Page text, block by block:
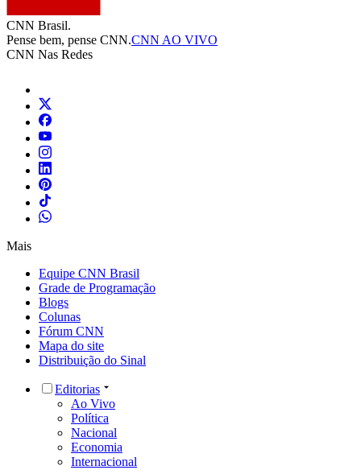
CNN Brasil.
Pense bem, pense CNN.CNN AO VIVO
CNN Nas Redes
Mais
Equipe CNN Brasil
Grade de Programação
Blogs
Colunas
Fórum CNN
Mapa do site
Distribuição do Sinal
Editorias
Ao Vivo
Política
Nacional
Economia
Internacional